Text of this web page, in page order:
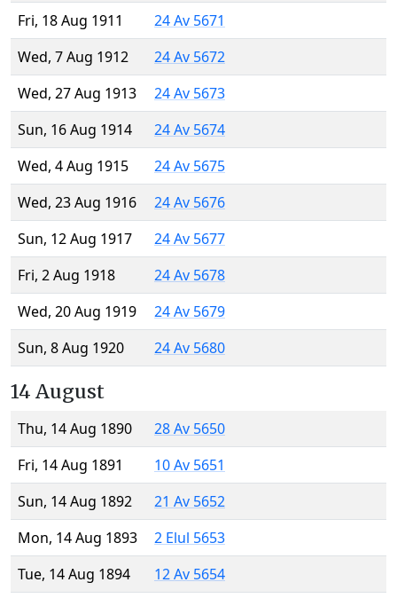
Fri, 18 Aug 1911
24 Av 5671
Wed, 7 Aug 1912
24 Av 5672
Wed, 27 Aug 1913
24 Av 5673
Sun, 16 Aug 1914
24 Av 5674
Wed, 4 Aug 1915
24 Av 5675
Wed, 23 Aug 1916
24 Av 5676
Sun, 12 Aug 1917
24 Av 5677
Fri, 2 Aug 1918
24 Av 5678
Wed, 20 Aug 1919
24 Av 5679
Sun, 8 Aug 1920
24 Av 5680
14 August
Thu, 14 Aug 1890
28 Av 5650
Fri, 14 Aug 1891
10 Av 5651
Sun, 14 Aug 1892
21 Av 5652
Mon, 14 Aug 1893
2 Elul 5653
Tue, 14 Aug 1894
12 Av 5654